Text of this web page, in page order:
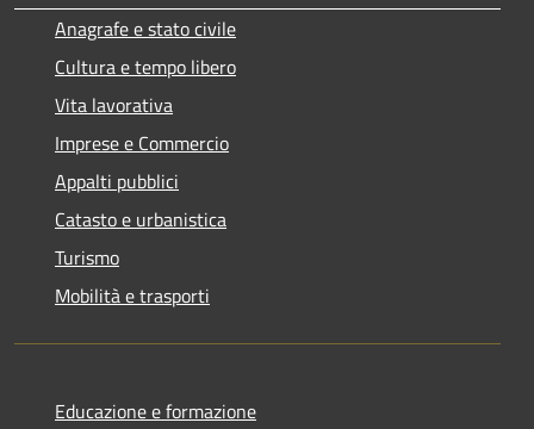
Anagrafe e stato civile
Cultura e tempo libero
Vita lavorativa
Imprese e Commercio
Appalti pubblici
Catasto e urbanistica
Turismo
Mobilità e trasporti
Educazione e formazione